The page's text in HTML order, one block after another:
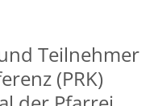
Teilnehmer
(PRK)